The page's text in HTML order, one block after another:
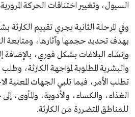
السيول، وتغيير اختناقات الحركة
وفي المرحلة الثانية يجري تقييم الكارثة
بهدف تحديد حجمها وآثارها، ومتابعة
وإنشاء البلاغات بشكل فوري، بالإضافة
والبشرية المطلوبة لمواجهة الكارثة،
تطلب الأمر، فيما تلبي الجهات المعنية
الغذاء، والكساء، والأدوية، والمأوى،
للمناطق المتضررة من الكارثة.